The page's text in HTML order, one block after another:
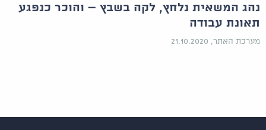
נהג המשאית נלחץ, לקה בשבץ – והוכר כנפגע
תאונת עבודה
מערכת האתר, 21.10.2020